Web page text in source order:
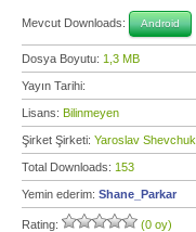
Mevcut Downloads: Android
Dosya Boyutu: 1,3 MB
Yayın Tarihi:
Lisans: Bilinmeyen
Şirket Şirketi: Yaroslav Shevchuk
Total Downloads: 153
Yemin ederim: Shane_Parkar
Rating: (0 oy)